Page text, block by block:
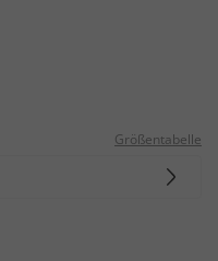
Größentabelle